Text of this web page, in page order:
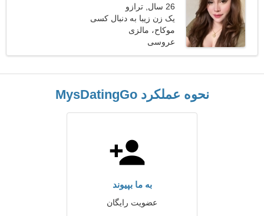
26 سال, ترازو
یک زن زیبا به دنبال کسی
مثل شما می گردد
موکاح، مالزی
عروسی
نحوه عملکرد MysDatingGo
به ما بپیوند
عضویت رایگان